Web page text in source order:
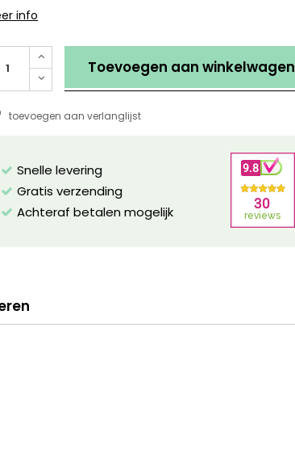
info
Toevoegen aan winkelwagen
toevoegen aan verlanglijst
Snelle levering
Gratis verzending
Achteraf betalen mogelijk